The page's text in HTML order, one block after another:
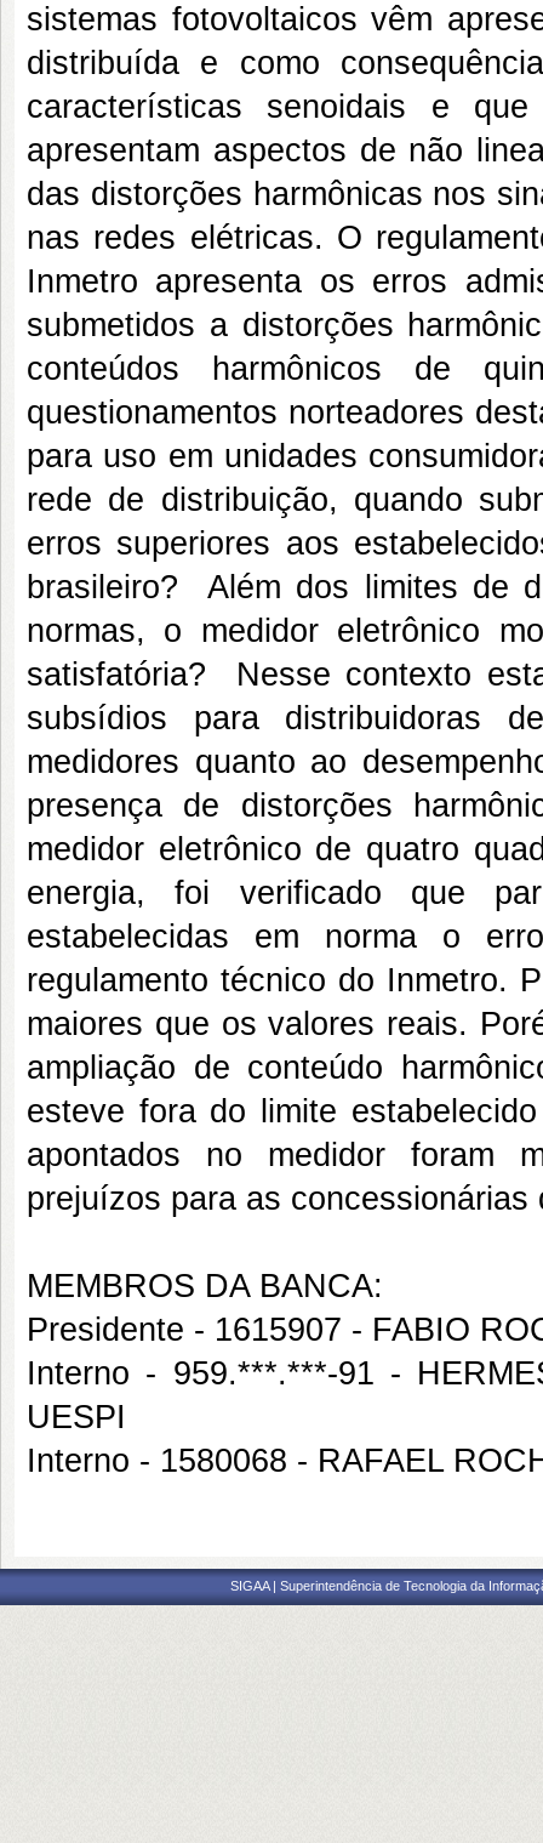
sistemas fotovoltaicos vêm
distribuída e como
características senoidais e
apresentam aspectos de não
das distorções harmônicas nos
nas redes elétricas. O
Inmetro apresenta os erros
submetidos a distorções
conteúdos harmônicos de
questionamentos norteadores
para uso em unidades
rede de distribuição, quando
erros superiores aos
brasileiro? Além dos limites de
normas, o medidor eletrônico
satisfatória? Nesse contexto
subsídios para distribuidoras
medidores quanto ao
presença de distorções
medidor eletrônico de quatro
energia, foi verificado que
estabelecidas em norma o
regulamento técnico do Inmetro.
maiores que os valores reais.
ampliação de conteúdo
esteve fora do limite
apontados no medidor foram
prejuízos para as concessionárias
MEMBROS DA BANCA:
Presidente - 1615907 - FABIO
Interno - 959.***.***-91 -
UESPI
Interno - 1580068 - RAFAEL
SIGAA | Superintendência de Tecnologia da